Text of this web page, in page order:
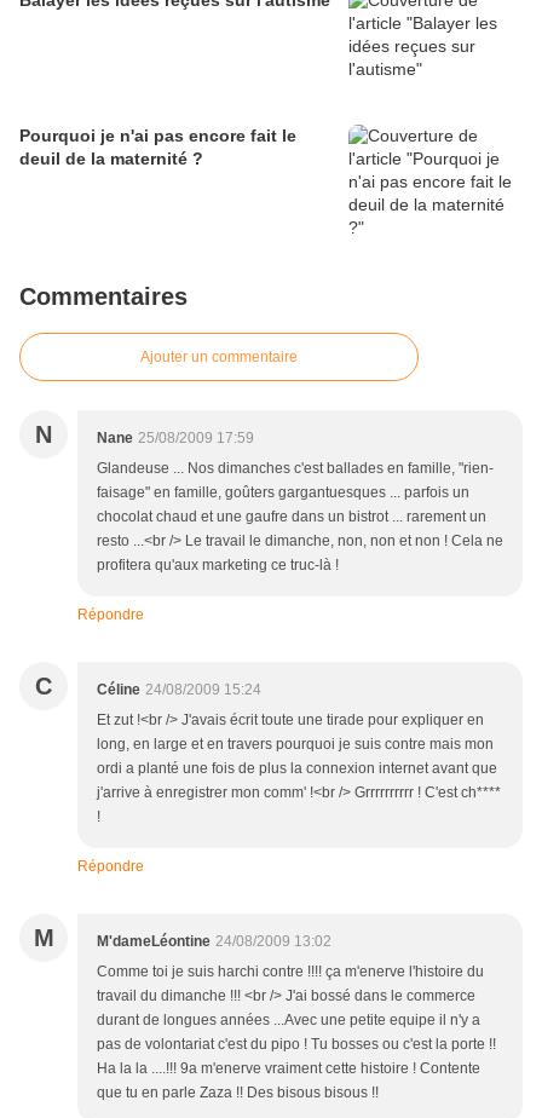
Pourquoi je n'ai pas encore fait le
deuil de la maternité ?
Commentaires
Ajouter un commentaire
N Nane 25/08/2009 17:59
Glandeuse ... Nos dimanches c'est ballades en famille, "rien-
faisage" en famille, goûters gargantuesques ... parfois un
chocolat chaud et une gaufre dans un bistrot ... rarement un
resto ...<br /> Le travail le dimanche, non, non et non ! Cela ne
profitera qu'aux marketing ce truc-là !
Répondre
C Céline 24/08/2009 15:24
Et zut !<br /> J'avais écrit toute une tirade pour expliquer en
long, en large et en travers pourquoi je suis contre mais mon
ordi a planté une fois de plus la connexion internet avant que
j'arrive à enregistrer mon comm' !<br /> Grrrrrrrrrr ! C'est ch****
!
Répondre
M M'dameLéontine 24/08/2009 13:02
Comme toi je suis harchi contre !!!! ça m'enerve l'histoire du
travail du dimanche !!! <br /> J'ai bossé dans le commerce
durant de longues années ...Avec une petite equipe il n'y a
pas de volontariat c'est du pipo ! Tu bosses ou c'est la porte !!
Ha la la ....!!! 9a m'enerve vraiment cette histoire ! Contente
que tu en parle Zaza !! Des bisous bisous !!